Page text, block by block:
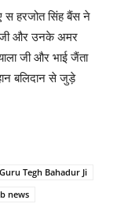
स हरजोत सिंह बैंस ने
जी और उनके अमर
जी और भाई जैंता
बलिदान से जुड़े
Guru Tegh Bahadur Ji
news